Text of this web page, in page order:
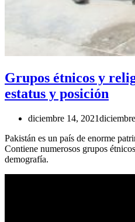
Grupos étnicos y
estatus y posición
diciembre 14, 2021
Pakistán es un país de enorme
Contiene numerosos grupos
demografía.